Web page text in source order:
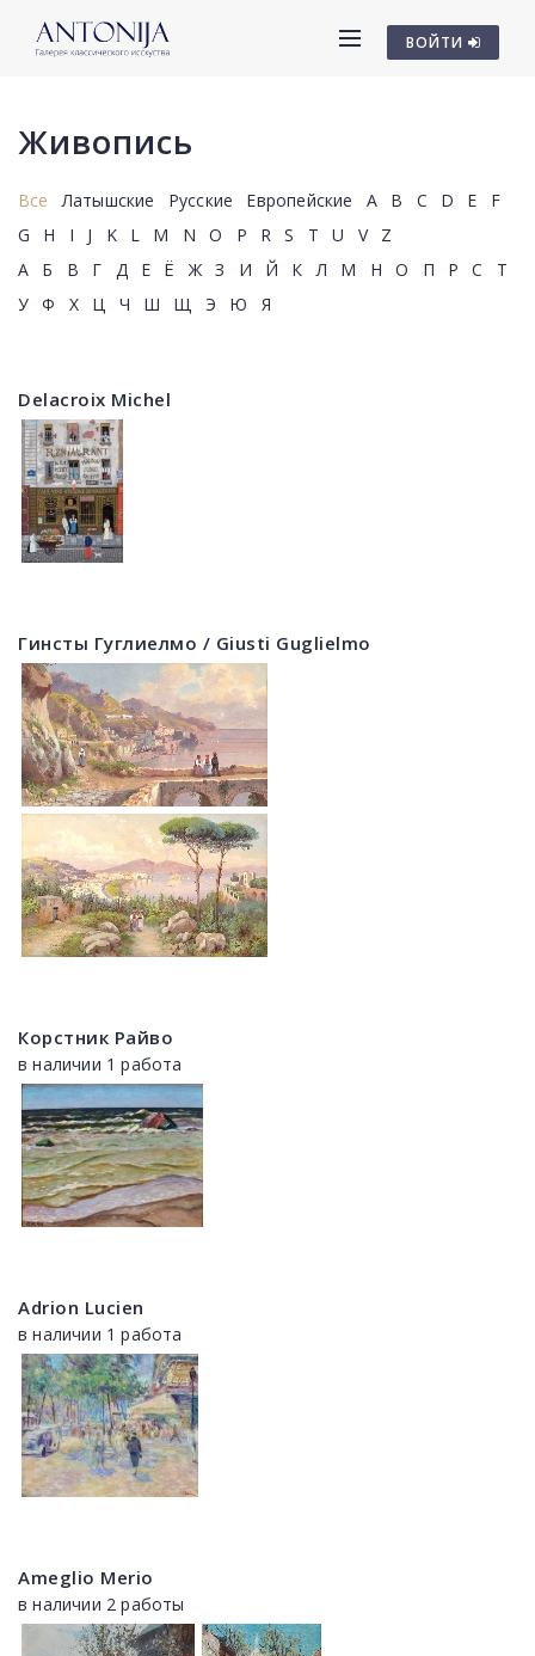
ВОЙТИ
Живопись
Все Латышские Русские Европейские A B C D E
F
G
H I J K L M N O P R S T U V
Z
А
Б В Г Д Е Ё Ж З И Й К Л М Н О П Р С
Т
У
Ф Х Ц Ч Ш Щ Э Ю Я
Delacroix Michel
Гинсты Гуглиелмо / Giusti Guglielmo
Корстник Райво
в наличии 1 работа
Adrion Lucien
в наличии 1 работа
Ameglio Merio
в наличии 2 работы